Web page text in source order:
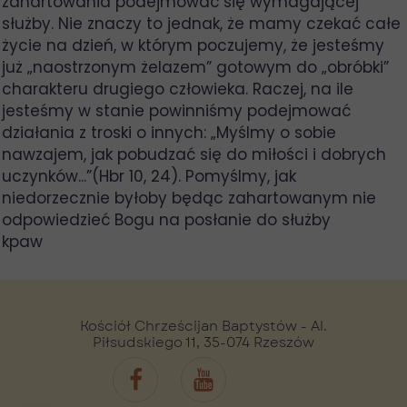
Kościół Chrześcijan Baptystów - Al.
Piłsudskiego 11, 35-074 Rzeszów
służby. Nie znaczy to jednak, że mamy czekać całe
życie na dzień, w którym poczujemy, że jesteśmy
już „naostrzonym żelazem” gotowym do „obróbki”
charakteru drugiego człowieka. Raczej, na ile
jesteśmy w stanie powinniśmy podejmować
działania z troski o innych: „Myślmy o sobie
nawzajem, jak pobudzać się do miłości i dobrych
uczynków...”(Hbr 10, 24). Pomyślmy, jak
niedorzecznie byłoby będąc zahartowanym nie
odpowiedzieć Bogu na posłanie do służby
kpaw